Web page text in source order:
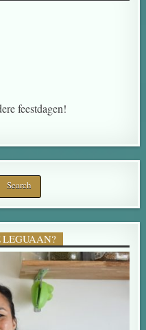
feestdagen!
LEGUAAN?